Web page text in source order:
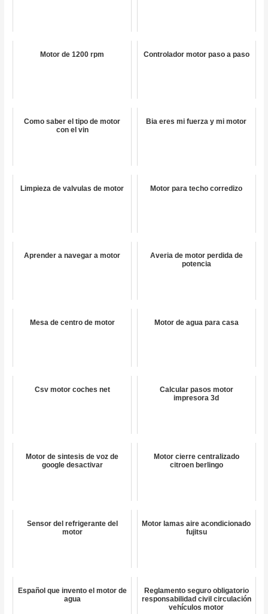
Motor de 1200 rpm Controlador motor paso a paso
Como saber el tipo de motor
con el vin
Bia eres mi fuerza y mi motor
Limpieza de valvulas de motor Motor para techo corredizo
Aprender a navegar a motor
Averia de motor perdida de
potencia
Mesa de centro de motor Motor de agua para casa
Csv motor coches net
Calcular pasos motor
impresora 3d
Motor de sintesis de voz de
google desactivar
Motor cierre centralizado
citroen berlingo
Sensor del refrigerante del
motor
Motor lamas aire acondicionado
fujitsu
Español que invento el motor de
agua
Reglamento seguro obligatorio
responsabilidad civil circulación
vehículos motor